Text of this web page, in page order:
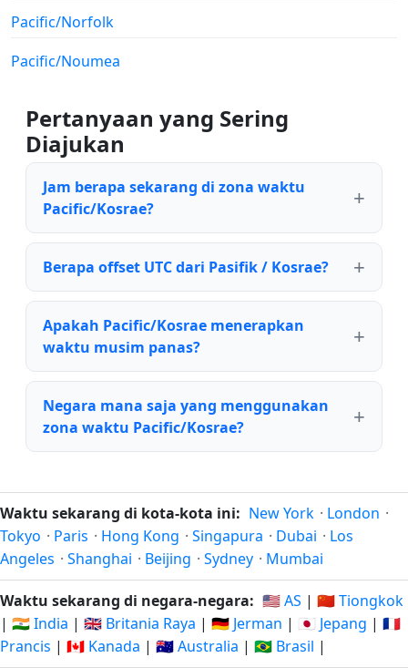
Pacific/Norfolk
Pacific/Noumea
Pertanyaan yang Sering
Diajukan
Jam berapa sekarang di zona waktu
Pacific/Kosrae?
Berapa offset UTC dari Pasifik / Kosrae?
Apakah Pacific/Kosrae menerapkan
waktu musim panas?
Negara mana saja yang menggunakan
zona waktu Pacific/Kosrae?
Waktu sekarang di kota-kota ini: New York · London ·
Tokyo · Paris · Hong Kong · Singapura · Dubai · Los
Angeles · Shanghai · Beijing · Sydney · Mumbai
Waktu sekarang di negara-negara: 🇺🇸 AS | 🇨🇳 Tiongkok
| 🇮🇳 India | 🇬🇧 Britania Raya | 🇩🇪 Jerman | 🇯🇵 Jepang | 🇫🇷
Prancis | 🇨🇦 Kanada | 🇦🇺 Australia | 🇧🇷 Brasil |